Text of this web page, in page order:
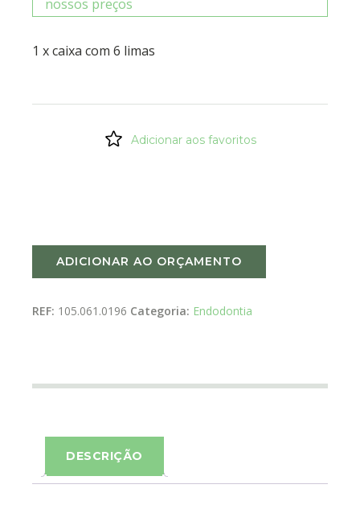
nossos preços
1 x caixa com 6 limas
Adicionar aos favoritos
ADICIONAR AO ORÇAMENTO
REF: 105.061.0196 Categoria: Endodontia
DESCRIÇÃO